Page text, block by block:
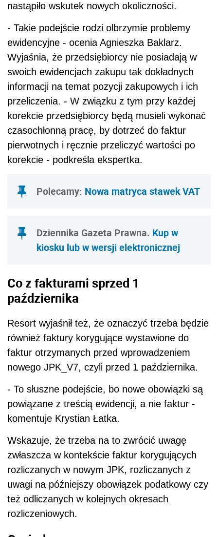
nastąpiło wskutek nowych okoliczności.
- Takie podejście rodzi olbrzymie problemy
ewidencyjne - ocenia Agnieszka Baklarz.
Wyjaśnia, że przedsiębiorcy nie posiadają w
swoich ewidencjach zakupu tak dokładnych
informacji na temat pozycji zakupowych i ich
przeliczenia. - W związku z tym przy każdej
korekcie przedsiębiorcy będą musieli wykonać
czasochłonną pracę, by dotrzeć do faktur
pierwotnych i ręcznie przeliczyć wartości po
korekcie - podkreśla ekspertka.
Polecamy: Nowa matryca stawek VAT
Dziennika Gazeta Prawna. Kup w
kiosku lub w wersji elektronicznej
Co z fakturami sprzed 1
października
Resort wyjaśnił też, że oznaczyć trzeba będzie
również faktury korygujące wystawione do
faktur otrzymanych przed wprowadzeniem
nowego JPK_V7, czyli przed 1 października.
- To słuszne podejście, bo nowe obowiązki są
powiązane z treścią ewidencji, a nie faktur -
komentuje Krystian Łatka.
Wskazuje, że trzeba na to zwrócić uwagę
zwłaszcza w kontekście faktur korygujących
rozliczanych w nowym JPK, rozliczanych z
uwagi na późniejszy obowiązek podatkowy czy
też odliczanych w kolejnych okresach
rozliczeniowych.